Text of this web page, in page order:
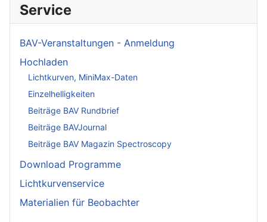
Service
BAV-Veranstaltungen - Anmeldung
Hochladen
Lichtkurven, MiniMax-Daten
Einzelhelligkeiten
Beiträge BAV Rundbrief
Beiträge BAVJournal
Beiträge BAV Magazin Spectroscopy
Download Programme
Lichtkurvenservice
Materialien für Beobachter